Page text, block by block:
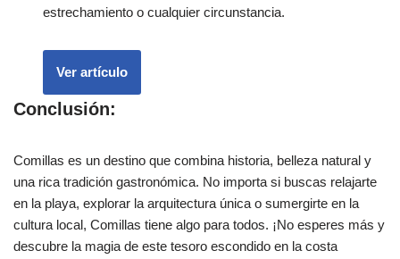
estrechamiento o cualquier circunstancia.
Ver artículo
Conclusión:
Comillas es un destino que combina historia, belleza natural y
una rica tradición gastronómica. No importa si buscas relajarte
en la playa, explorar la arquitectura única o sumergirte en la
cultura local, Comillas tiene algo para todos. ¡No esperes más y
descubre la magia de este tesoro escondido en la costa